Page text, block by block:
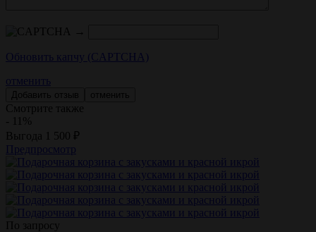
→
Обновить капчу (CAPTCHA)
отменить
отменить
Смотрите также
- 11%
Выгода 1 500 ₽
Предпросмотр
По запросу